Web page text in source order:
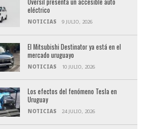
eléctrico
NOTICIAS 9 JULIO, 2026
El Mitsubishi Destinator ya está en el
mercado uruguayo
NOTICIAS 10 JULIO, 2026
Los efectos del fenómeno Tesla en
Uruguay
NOTICIAS 24 JULIO, 2026